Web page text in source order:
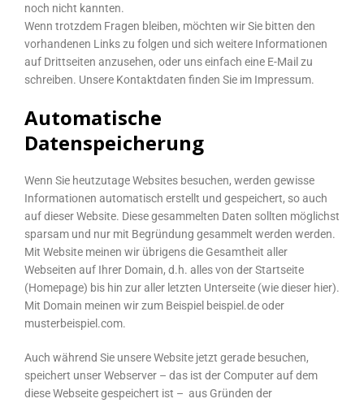
noch nicht kannten.
Wenn trotzdem Fragen bleiben, möchten wir Sie bitten den
vorhandenen Links zu folgen und sich weitere Informationen
auf Drittseiten anzusehen, oder uns einfach eine E-Mail zu
schreiben. Unsere Kontaktdaten finden Sie im Impressum.
Automatische
Datenspeicherung
Wenn Sie heutzutage Websites besuchen, werden gewisse
Informationen automatisch erstellt und gespeichert, so auch
auf dieser Website. Diese gesammelten Daten sollten möglichst
sparsam und nur mit Begründung gesammelt werden werden.
Mit Website meinen wir übrigens die Gesamtheit aller
Webseiten auf Ihrer Domain, d.h. alles von der Startseite
(Homepage) bis hin zur aller letzten Unterseite (wie dieser hier).
Mit Domain meinen wir zum Beispiel beispiel.de oder
musterbeispiel.com.
Auch während Sie unsere Website jetzt gerade besuchen,
speichert unser Webserver – das ist der Computer auf dem
diese Webseite gespeichert ist – aus Gründen der